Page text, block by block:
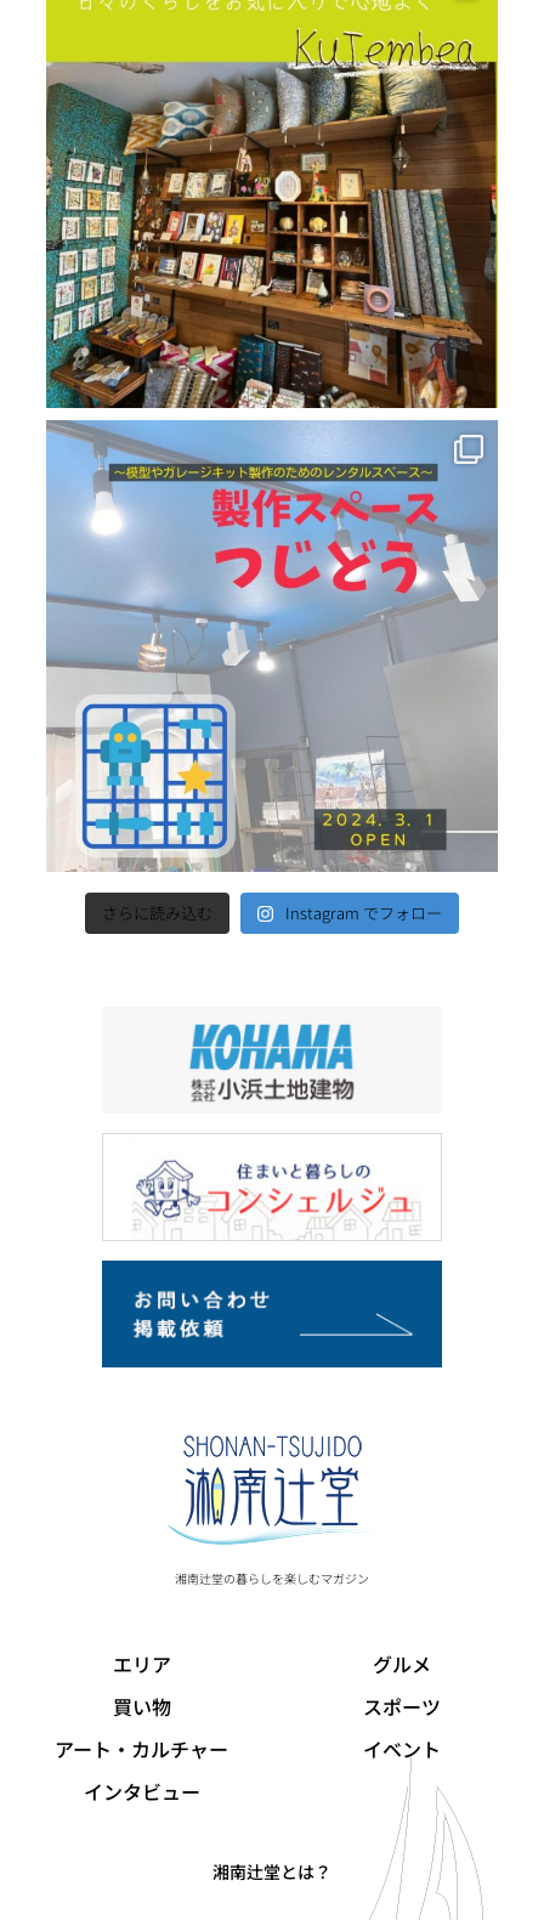
さらに読み込む Instagram でフォロー
湘南辻堂の暮らしを楽しむマガジン
エリア
グルメ
買い物
スポーツ
アート・カルチャー
イベント
インタビュー
湘南辻堂とは？